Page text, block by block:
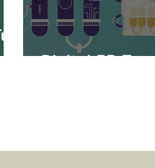
Digital PR